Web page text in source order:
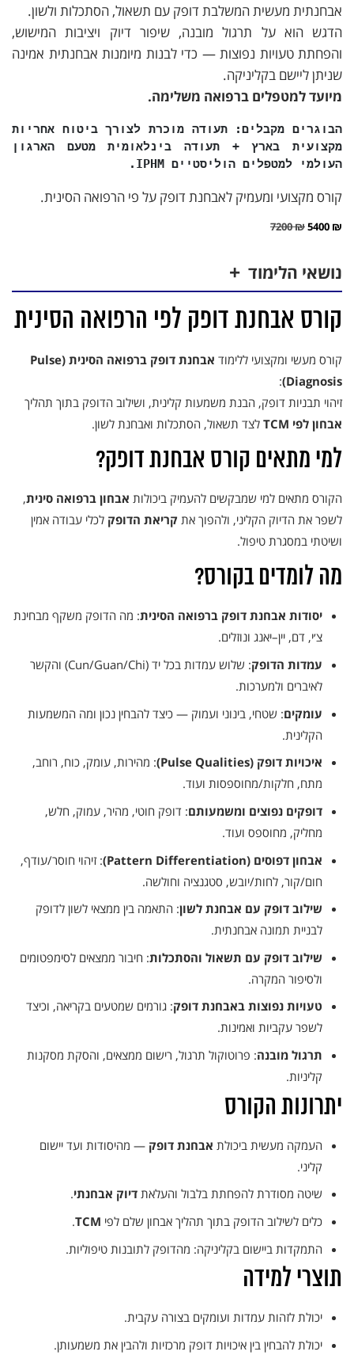
אני מאשרת קבלת דיוור פרסומי במייל
אבחנתית מעשית המשלבת דופק עם תשאול, הסתכלות ולשון.
הדגש הוא על תרגול מובנה, שיפור דיוק ויציבות המישוש,
והפחתת טעויות נפוצות — כדי לבנות מיומנות אבחנתית אמינה
שניתן ליישם בקליניקה.
מיועד למטפלים ברפואה משלימה.
הבוגרים מקבלים: תעודה מוכרת לצורך ביטוח אחריות
מקצועית בארץ + תעודה בינלאומית מטעם הארגון
העולמי למטפלים הוליסטיים IPHM.
קורס מקצועי ומעמיק לאבחנת דופק על פי הרפואה הסינית.
5400 ₪
7200₪
נושאי הלימוד
קורס אבחנת דופק לפי הרפואה הסינית
קורס מעשי ומקצועי ללימוד
אבחנת דופק ברפואה הסינית (Pulse
Diagnosis)
:
זיהוי תבניות דופק, הבנת משמעות קלינית, ושילוב הדופק בתוך תהליך
אבחון לפי TCM
לצד תשאול, הסתכלות ואבחנת לשון.
למי מתאים קורס אבחנת דופק?
הקורס מתאים למי שמבקשים להעמיק ביכולות אבחון ברפואה סינית,
לשפר את הדיוק הקליני, ולהפוך את קריאת הדופק לכלי עבודה אמין
ושיטתי במסגרת טיפול.
מה לומדים בקורס?
יסודות אבחנת דופק ברפואה הסינית: מה הדופק משקף מבחינת
צ׳י, דם, יין–יאנג ונוזלים.
עמדות הדופק
: שלוש עמדות בכל יד (Cun/Guan/Chi) והקשר
לאיברים ולמערכות.
עומקים: שטחי, בינוני ועמוק — כיצד להבחין נכון ומה המשמעות
הקלינית.
איכויות דופק (Pulse Qualities)
: מהירות, עומק, כוח, רוחב,
מתח, חלקות/מחוספסות ועוד.
דופקים נפוצים ומשמעותם: דופק חוטי, מהיר, עמוק, חלש,
מחליק, מחוספס ועוד.
אבחון דפוסים (Pattern Differentiation)
: זיהוי חוסר/עודף,
חום/קור, לחות/יובש, סטגנציה וחולשה.
שילוב דופק עם אבחנת לשון: התאמה בין ממצאי לשון לדופק
לבניית תמונה אבחנתית.
שילוב דופק עם תשאול והסתכלות: חיבור ממצאים לסימפטומים
ולסיפור המקרה.
טעויות נפוצות באבחנת דופק: גורמים שמטעים בקריאה, וכיצד
לשפר עקביות ואמינות.
תרגול מובנה: פרוטוקול תרגול, רישום ממצאים, והסקת מסקנות
קליניות.
יתרונות הקורס
העמקה מעשית ביכולת אבחנת דופק — מהיסודות ועד יישום
קליני.
שיטה מסודרת להפחתת בלבול והעלאתדיוק אבחנתי.
כלים לשילוב הדופק בתוך תהליך אבחון שלם לפי TCM
.
התמקדות ביישום בקליניקה: מהדופק לתובנות טיפוליות.
תוצרי למידה
יכולת לזהות עמדות ועומקים בצורה עקבית.
יכולת להבחין בין איכויות דופק מרכזיות ולהבין את משמעותן.